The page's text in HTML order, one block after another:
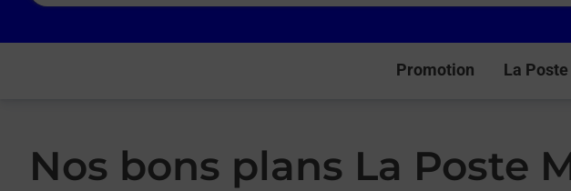
Promotion La
Nos bons plans La Poste